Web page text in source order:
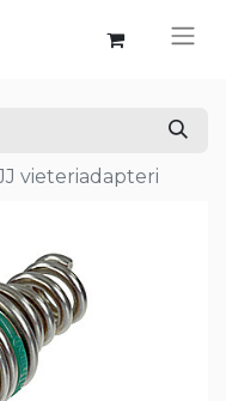
vieteriadapteri